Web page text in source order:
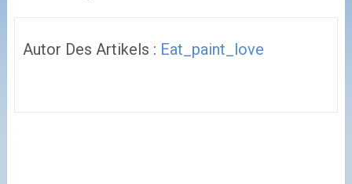
Autor Des Artikels : Eat_paint_love